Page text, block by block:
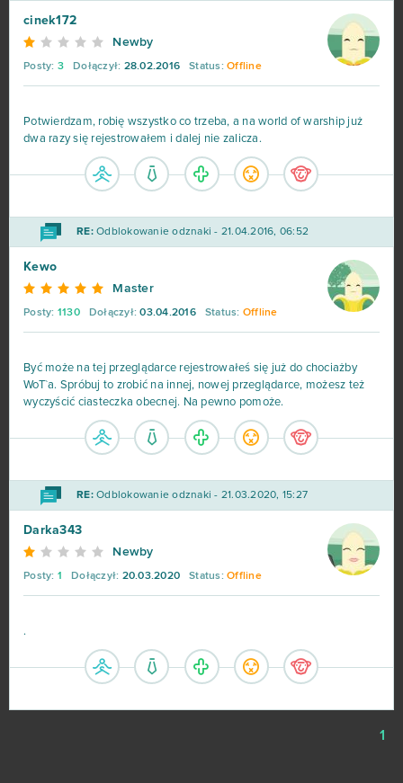
cinek172
Newby
Posty: 3 Dołączył: 28.02.2016 Status: Offline
Potwierdzam, robię wszystko co trzeba, a na world of warship już
dwa razy się rejestrowałem i dalej nie zalicza.
RE:Odblokowanie odznaki - 21.04.2016, 06:52
Kewo
Master
Posty: 1130 Dołączył: 03.04.2016 Status: Offline
Być może na tej przeglądarce rejestrowałeś się już do chociażby
WoT`a. Spróbuj to zrobić na innej, nowej przeglądarce, możesz też
wyczyścić ciasteczka obecnej. Na pewno pomoże.
RE:Odblokowanie odznaki - 21.03.2020, 15:27
Darka343
Newby
Posty: 1 Dołączył: 20.03.2020 Status: Offline
.
1